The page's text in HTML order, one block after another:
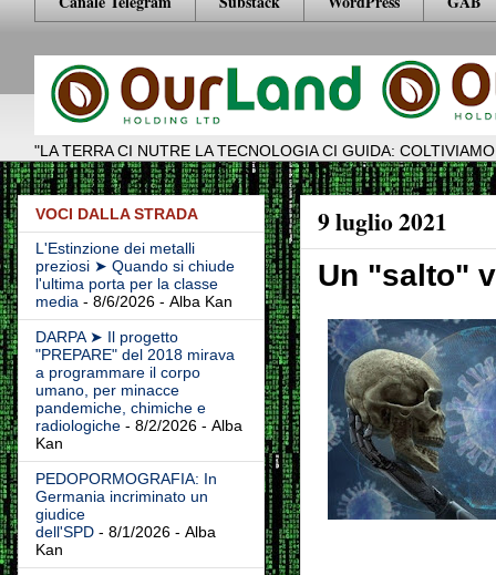
"LA TERRA CI NUTRE LA TECNOLOGIA CI GUIDA:
9 luglio 2021
Un "salto"
VOCI DALLA STRADA
L'Estinzione dei metalli
preziosi ➤ Quando si chiude
l'ultima porta per la classe
media - 8/6/2026 - Alba Kan
DARPA ➤ Il progetto
"PREPARE" del 2018 mirava
a programmare il corpo
umano, per minacce
pandemiche, chimiche e
radiologiche - 8/2/2026 - Alba
Kan
PEDOPORMOGRAFIA: In
Germania incriminato un
giudice
dell'SPD - 8/1/2026 - Alba
Kan